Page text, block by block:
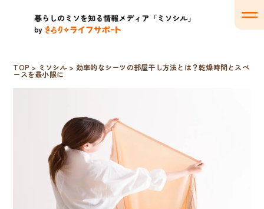
TOP > ミソシル > 効率的なシーツの部屋干し方法とは？乾燥時間とスペ
ースを最小限に